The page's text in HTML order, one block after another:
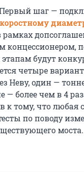
шаг —
рамках
концессионером,
будут
четыре
Неву, один —
— более чем в 4
к тому, что любая
по поводу
моста.